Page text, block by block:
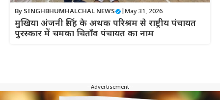
By SINGHBHUMHALCHAL NEWS May 31, 2026
मुखिया अंजनी सिंह के अथक परिश्रम से राष्ट्रीय पंचायत
पुरस्कार में चमका चिताँव पंचायत का नाम
--Advertisement--